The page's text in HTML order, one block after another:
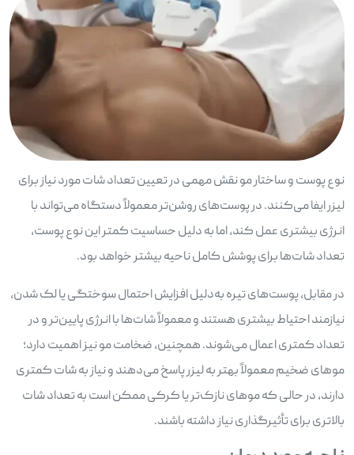
نوع پوست و ساختار مو نقش مهمی در تعیین تعداد شات مورد نیاز برای
لیزر ایفا می‌کنند. در پوست‌های روشن‌تر معمولاً دستگاه می‌تواند با
انرژی بیشتری عمل کند، اما به دلیل حساسیت کمتر این نوع پوست،
تعداد شات‌ها برای پوشش کامل ناحیه بیشتر خواهد بود.
در مقابل، پوست‌های تیره به‌دلیل افزایش احتمال سوختگی یا لک شدن،
نیازمند احتیاط بیشتری هستند و معمولاً شات‌ها با انرژی پایین‌تر و در
تعداد کمتری اعمال می‌شوند. همچنین، ضخامت مو نیز اهمیت دارد؛
موهای ضخیم معمولاً بهتر به لیزر پاسخ می‌دهند و نیاز به شات کمتری
دارند، در حالی که موهای نازک‌تر یا کرکی ممکن است به تعداد شات
بالاتری برای تأثیرگذاری نیاز داشته باشند.